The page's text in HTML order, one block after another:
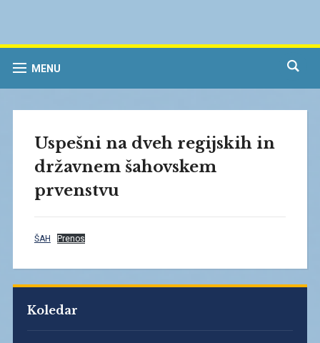
MENU
Koledar
Uspešni na dveh regijskih in
državnem šahovskem
prvenstvu
ŠAH Prenos